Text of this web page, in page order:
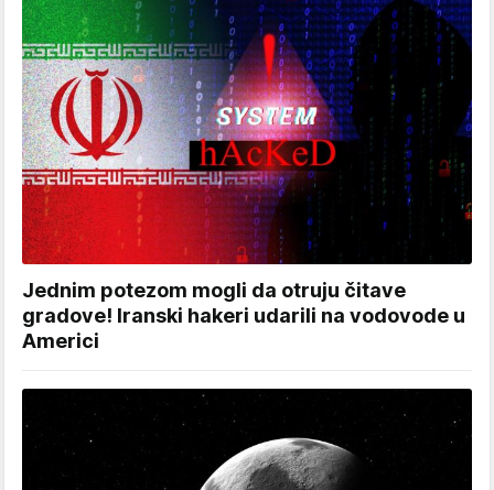
Jednim potezom mogli da otruju čitave
gradove! Iranski hakeri udarili na vodovode u
Americi